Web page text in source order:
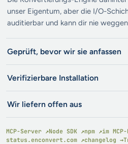
unser Eigentum, aber die I/O-
auditierbar und kann dir nie
Geprüft, bevor wir sie anfassen
Verifizierbare Installation
Wir liefern offen aus
MCP-Server ↗Node SDK ↗npm ↗im
status.enconvert.com ↗changelog →